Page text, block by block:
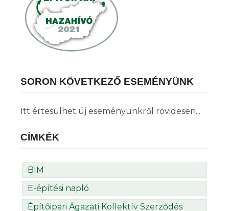
SORON KÖVETKEZŐ ESEMÉNYÜNK
Itt értesülhet új eseményünkről rövidesen...
CÍMKÉK
BIM
E-építési napló
Építőipari Ágazati Kollektív Szerződés